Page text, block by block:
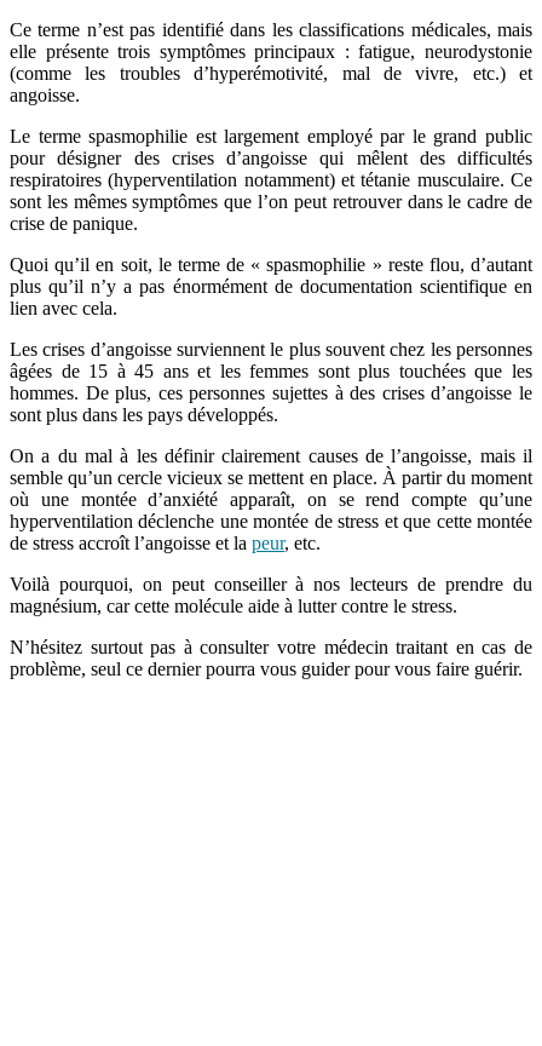
Ce terme n’est pas identifié dans les classifications médicales, mais
elle présente trois symptômes principaux : fatigue, neurodystonie
(comme les troubles d’hyperémotivité, mal de vivre, etc.) et
angoisse.
Le terme spasmophilie est largement employé par le grand public
pour désigner des crises d’angoisse qui mêlent des difficultés
respiratoires (hyperventilation notamment) et tétanie musculaire. Ce
sont les mêmes symptômes que l’on peut retrouver dans le cadre de
crise de panique.
Quoi qu’il en soit, le terme de « spasmophilie » reste flou, d’autant
plus qu’il n’y a pas énormément de documentation scientifique en
lien avec cela.
Les crises d’angoisse surviennent le plus souvent chez les personnes
âgées de 15 à 45 ans et les femmes sont plus touchées que les
hommes. De plus, ces personnes sujettes à des crises d’angoisse le
sont plus dans les pays développés.
On a du mal à les définir clairement causes de l’angoisse, mais il
semble qu’un cercle vicieux se mettent en place. À partir du moment
où une montée d’anxiété apparaît, on se rend compte qu’une
hyperventilation déclenche une montée de stress et que cette montée
de stress accroît l’angoisse et la peur, etc.
Voilà pourquoi, on peut conseiller à nos lecteurs de prendre du
magnésium, car cette molécule aide à lutter contre le stress.
N’hésitez surtout pas à consulter votre médecin traitant en cas de
problème, seul ce dernier pourra vous guider pour vous faire guérir.